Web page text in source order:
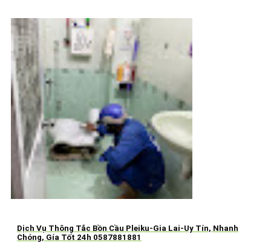
Dịch Vụ Thông Tắc Bồn Cầu Pleiku-Gia Lai-Uy Tín, Nhanh
Chóng, Gía Tốt 24h 0587881881